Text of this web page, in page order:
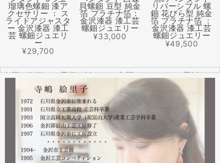
瑠璃色螺鈿 漆ア
クセサリー ： ス
ライドアジャスタ
ー 金沢漆器 漆工
芸 螺鈿ジュエリ
ー
¥29,700
貝螺鈿 豆型 純金
箔 プラチナ箔：
金沢漆器 漆工芸
螺鈿ジュエリー
¥33,000
リバーシブル 螺
鈿 花びら型 純金
箔 プラチナ箔 ：
金沢漆器 漆工芸
螺鈿ジュエリー
¥49,500
全国の皆様より震災に対するご心配のメールやお電話をた
くさんいただきました。ありがとうございます。
幸い紅里工房にはそれほどの被害もなく、ただいま通常の
営業をしております。配送につきましても金沢から発送す
る分につきましては問題ありませんのでご安心ください。
皆様には多大なご心配をおかけしており心苦しいばかりで
はありますが、今後とも紅里工房をどうぞよろしくお願い
いたします。